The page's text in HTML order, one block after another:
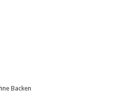
Backen